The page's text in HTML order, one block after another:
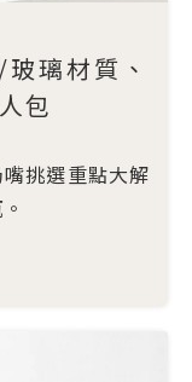
璃材質、
包
挑選重點大解